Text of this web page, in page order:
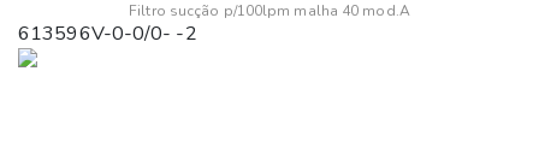
Filtro sucção p/100lpm malha 40 mod.A
613596V-0-0/0- -2